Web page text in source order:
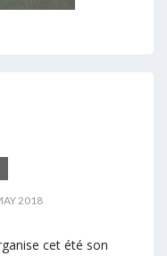
2018
cet été son